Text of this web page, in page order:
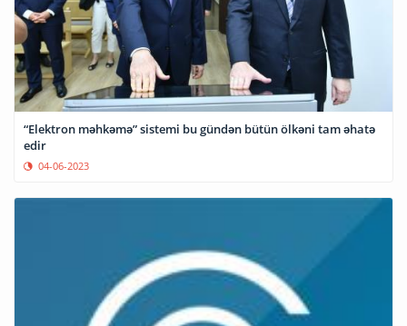
“Elektron məhkəmə” sistemi bu gündən bütün ölkəni tam əhatə
edir
04-06-2023